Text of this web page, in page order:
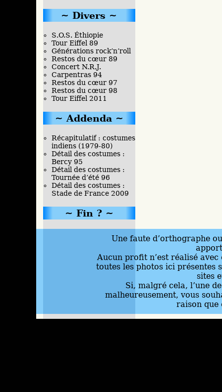
Divers
S.O.S. Éthiopie
Tour Eiffel 89
Générations rock’n’roll
Restos du cœur 89
Concert N.R.J.
Carpentras 94
Restos du cœur 97
Restos du cœur 98
Tour Eiffel 2011
Addenda
Récapitulatif : costumes
indiens (1979-80)
Détail des costumes :
Bercy 95
Détail des costumes :
Tournée d’été 96
Détail des costumes :
Stade de France 2009
Fin ?
Une faute d’orthographe
Aucun profit n’est réalisé
toutes les photos ici présentes
sites
Si, malgré cela, l’une
malheureusement, vous
raison que